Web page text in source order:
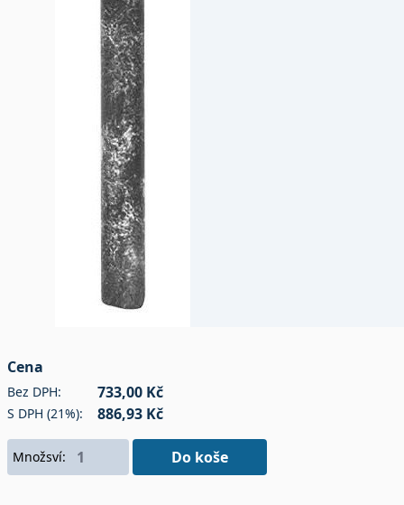
Cena
Bez DPH: 733,00 Kč
S DPH (21%): 886,93 Kč
Množsví: Do koše